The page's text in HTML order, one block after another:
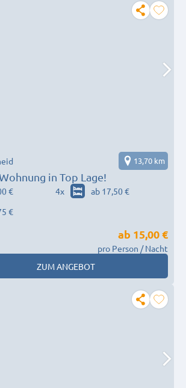
in Top Lage!
13,70 km
€ 4x
ab 17,50 €
€
ab 15,00 €
pro Person / Nacht
ZUM ANGEBOT